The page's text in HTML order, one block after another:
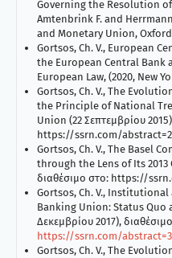
Governing the Resolution
Amtenbrink F. and
and Monetary Union,
Gortsos, Ch. V., European
the European Central Bank
European Law, (2020, New
Gortsos, Ch. V., The
the Principle of National
Union (22 Σεπτεμβρίου
https://ssrn.com/
Gortsos, Ch. V., The Basel
through the Lens of Its 2013
διαθέσιμο στο: https://
Gortsos, Ch. V.,
Banking Union: Status Quo
Δεκεμβρίου 2017),
https://ssrn.com/
Gortsos, Ch. V., The